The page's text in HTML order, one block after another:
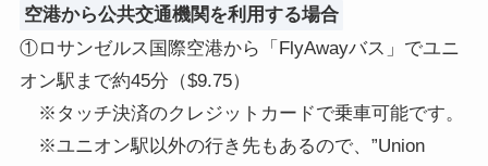
空港から公共交通機関を利用する場合
①ロサンゼルス国際空港から「FlyAwayバス」でユニ
オン駅まで約45分（$9.75）
※タッチ決済のクレジットカードで乗車可能です。
※ユニオン駅以外の行き先もあるので、”Union